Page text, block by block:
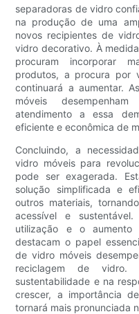
separadoras de vidro
na produção de uma
novos recipientes de
vidro decorativo. À
procuram incorporar
produtos, a procura por
continuará a aumentar.
móveis
atendimento a essa
eficiente e econômica de
Concluindo, a
vidro móveis para
pode ser exagerada.
solução simplificada e
outros materiais,
acessível e
utilização e o
destacam o papel
de vidro móveis
reciclagem de
sustentabilidade e na
crescer, a importância
tornará mais pronunciada